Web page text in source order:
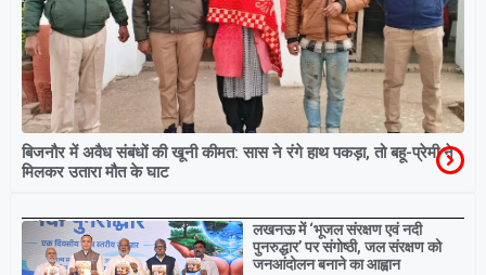
बिजनौर में अवैध संबंधों की खूनी कीमत: सास ने रंगे हाथ पकड़ा, तो बहू-प्रेमी ने
मिलकर उतारा मौत के घाट
Breaking
लखनऊ में ‘भूजल संरक्षण एवं नदी
पुनरुद्धार’ पर संगोष्ठी, जल संरक्षण को
जनआंदोलन बनाने का आह्वान